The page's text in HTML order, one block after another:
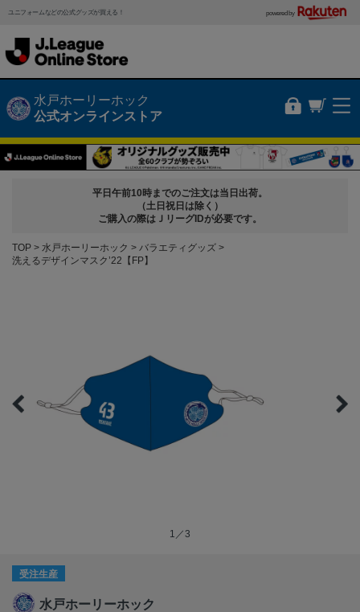
ユニフォームなどの公式グッズが買える！ powered by
水戸ホーリーホック
公式オンラインストア
平日午前10時までのご注文は当日出荷。
（土日祝日は除く）
ご購入の際はＪリーグIDが必要です。
TOP 水戸ホーリーホック
バラエティグッズ
洗えるデザインマスク’22【FP】
1／3
受注生産
水戸ホーリーホック